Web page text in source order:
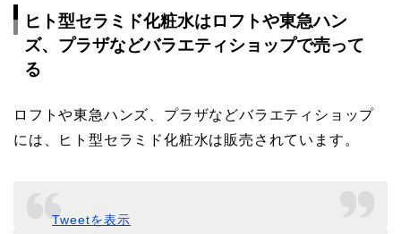
ヒト型セラミド化粧水はロフトや東急ハン
ズ、プラザなどバラエティショップで売って
る
ロフトや東急ハンズ、プラザなどバラエティショップ
には、ヒト型セラミド化粧水は販売されています。
Tweetを表示